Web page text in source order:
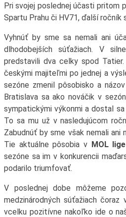
Pri svojej poslednej účasti pritom
Spartu Prahu či HV71, ďalší ročník
Vyhnúť by sme sa nemali ani
dlhodobejších súťažiach. V
predstavili dva celky spod
českými majiteľmi po jednej a
sezóne zmenil pôsobisko a
Bratislava sa ako nováčik v
sympatickými výkonmi a dostal
To sa mu už v nasledujúcom
Zabudnúť by sme však nemali ani
Tie aktuálne pôsobia v MOL lige
sezóne sa im v konkurencii
podarilo triumfovať.
V poslednej dobe môžeme
medzinárodných súťažiach čoraz
vcelku pozitívne nakoľko ide o